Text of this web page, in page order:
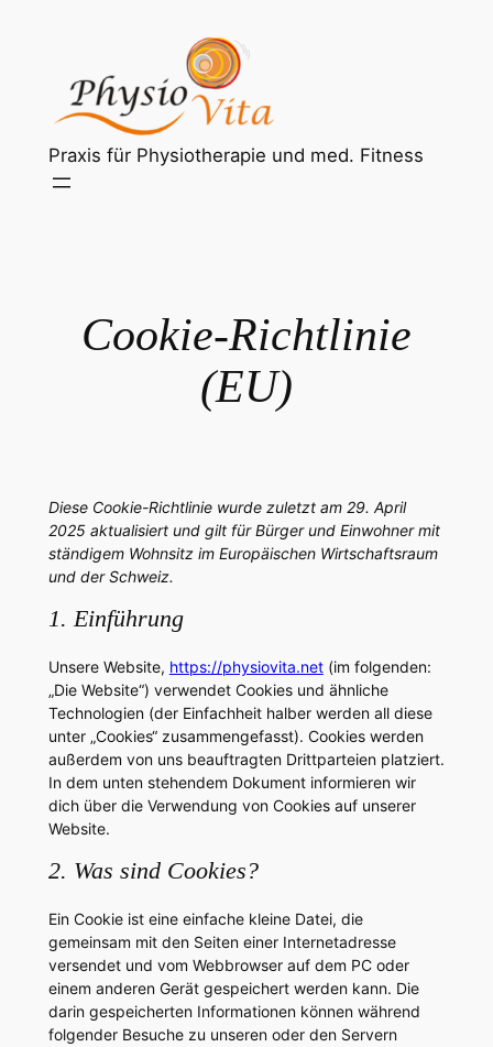
springen
Praxis für Physiotherapie und med. Fitness
Cookie-Richtlinie
(EU)
Diese Cookie-Richtlinie wurde zuletzt am 29. April
2025 aktualisiert und gilt für Bürger und Einwohner mit
ständigem Wohnsitz im Europäischen Wirtschaftsraum
und der Schweiz.
1. Einführung
Unsere Website, https://physiovita.net(im folgenden:
„Die Website“) verwendet Cookies und ähnliche
Technologien (der Einfachheit halber werden all diese
unter „Cookies“ zusammengefasst). Cookies werden
außerdem von uns beauftragten Drittparteien platziert.
In dem unten stehendem Dokument informieren wir
dich über die Verwendung von Cookies auf unserer
Website.
2. Was sind Cookies?
Ein Cookie ist eine einfache kleine Datei, die
gemeinsam mit den Seiten einer Internetadresse
versendet und vom Webbrowser auf dem PC oder
einem anderen Gerät gespeichert werden kann. Die
darin gespeicherten Informationen können während
folgender Besuche zu unseren oder den Servern